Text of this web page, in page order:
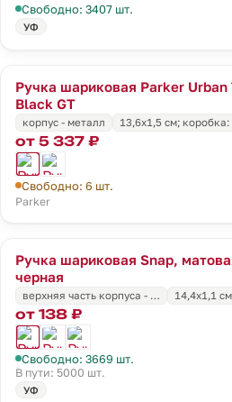
Свободно: 3407 шт.
УФ
Ручка шариковая Parker Urban
Black GT
корпус - металл 13,6х1,5 см;
от 5 337 ₽
Свободно: 6 шт.
Parker
Ручка шариковая Snap,
черная
верхняя часть корпуса - … 14,4x1,1 см
от 138 ₽
Свободно: 3669 шт.
В пути: 5000 шт.
УФ